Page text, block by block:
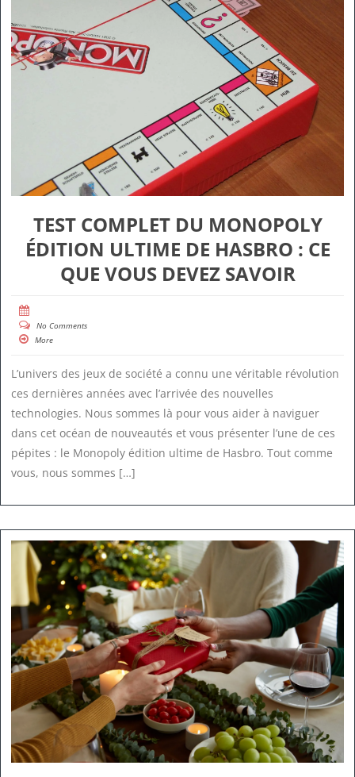
TEST COMPLET DU MONOPOLY
ÉDITION ULTIME DE HASBRO : CE
QUE VOUS DEVEZ SAVOIR
No Comments
More
L’univers des jeux de société a connu une véritable révolution
ces dernières années avec l’arrivée des nouvelles
technologies. Nous sommes là pour vous aider à naviguer
dans cet océan de nouveautés et vous présenter l’une de ces
pépites : le Monopoly édition ultime de Hasbro. Tout comme
vous, nous sommes […]